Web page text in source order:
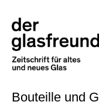
Bouteille und